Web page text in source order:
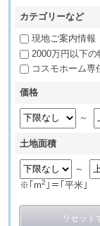
カテゴリーなど
現地ご案内情報
2000万円以下の
コスモホーム専
価格
～
土地面積
～
※｢m2 ｣＝｢平米｣
リセット